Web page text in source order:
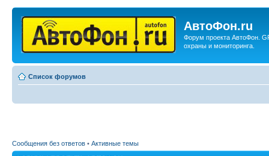
АвтоФон.ru
Форум проекта АвтоФон.
охраны и мониторинга.
Список форумов
Сообщения без ответов • Активные темы